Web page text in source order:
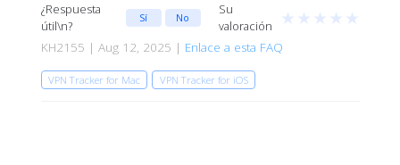
¿Respuesta
útil\n?
Sí No
Su
valoración
★ ★ ★ ★ ★
KH2155 | Aug 12, 2025 | Enlace a esta FAQ
VPN Tracker for Mac VPN Tracker for iOS